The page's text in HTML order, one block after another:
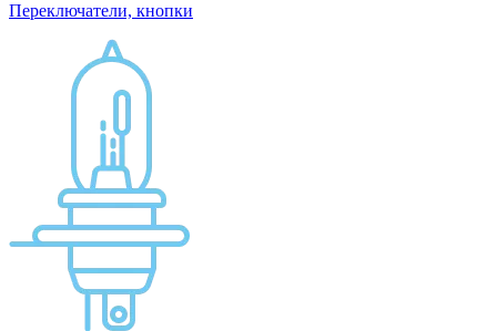
Переключатели, кнопки